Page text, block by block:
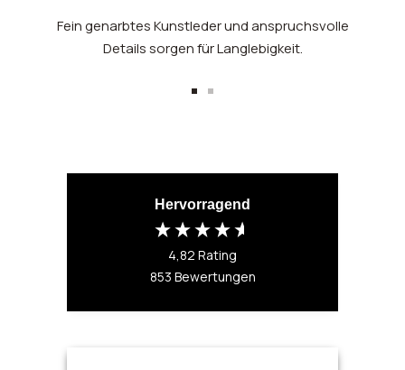
Fein genarbtes Kunstleder und anspruchsvolle
Details sorgen für Langlebigkeit.
gehen
gehen
Hervorragend
4,82 Rating
853 Bewertungen